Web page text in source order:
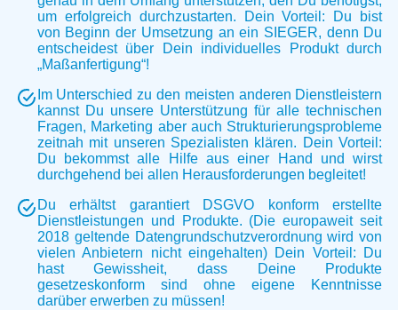
um erfolgreich durchzustarten. Dein Vorteil: Du bist
von Beginn der Umsetzung an ein SIEGER, denn Du
entscheidest über Dein individuelles Produkt durch
„Maßanfertigung“!
Im Unterschied zu den meisten anderen Dienstleistern
kannst Du unsere Unterstützung für alle technischen
Fragen, Marketing aber auch Strukturierungsprobleme
zeitnah mit unseren Spezialisten klären. Dein Vorteil:
Du bekommst alle Hilfe aus einer Hand und wirst
durchgehend bei allen Herausforderungen begleitet!
Du erhältst garantiert DSGVO konform erstellte
Dienstleistungen und Produkte. (Die europaweit seit
2018 geltende Datengrundschutzverordnung wird von
vielen Anbietern nicht eingehalten) Dein Vorteil: Du
hast Gewissheit, dass Deine Produkte
gesetzeskonform sind ohne eigene Kenntnisse
darüber erwerben zu müssen!